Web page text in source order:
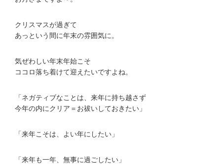
クリスマスが過ぎて
あっという間に年末の雰囲気に。
気ぜわしい年末年始こそ
ココロ落ち着けて迎えたいですよね。
「ネガティブなことは、来年に持ち越さず
今年の内にクリア＝お祓いしておきたい」
「来年こそは、よい年にしたい」
「来年も一年、無事に過ごしたい」